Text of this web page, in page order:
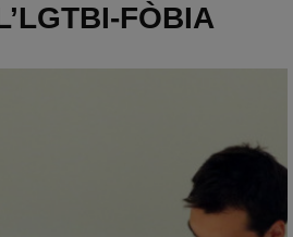
FÒBIA